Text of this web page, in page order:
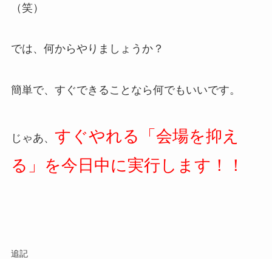
（笑）
では、何からやりましょうか？
簡単で、すぐできることなら何でもいいです。
じゃあ、 すぐやれる「会場を抑え
る」を今日中に実行します！！
追記